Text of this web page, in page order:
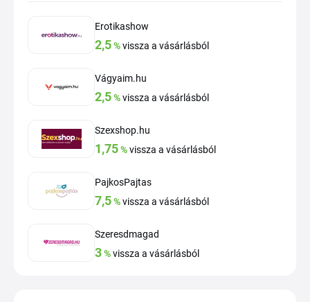
Erotikashow
2,5%vissza a vásárlásból
Vágyaim.hu
2,5%vissza a vásárlásból
Szexshop.hu
1,75%vissza a vásárlásból
PajkosPajtas
7,5%vissza a vásárlásból
Szeresdmagad
3%vissza a vásárlásból